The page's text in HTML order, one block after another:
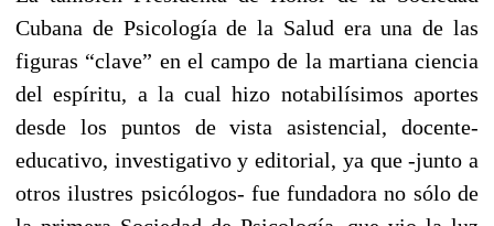
Cubana de Psicología de la Salud era una de las
figuras “clave” en el campo de la martiana ciencia
del espíritu, a la cual hizo notabilísimos aportes
desde los puntos de vista asistencial, docente-
educativo, investigativo y editorial, ya que -junto a
otros ilustres psicólogos- fue fundadora no sólo de